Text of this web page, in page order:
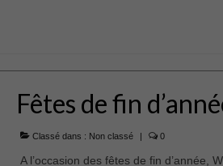
Fêtes de fin
Classé dans : Non classé | 0
A l’occasion des fêtes de fin d’année,